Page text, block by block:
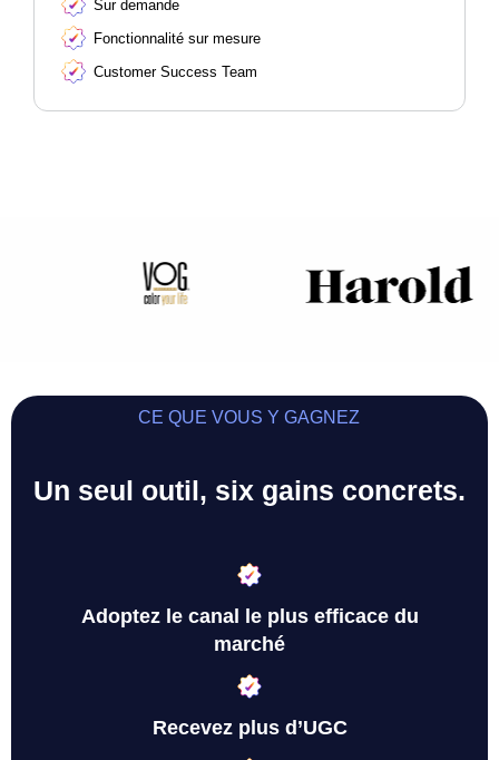
Sur demande
Fonctionnalité sur mesure
Customer Success Team
CE QUE VOUS Y GAGNEZ
Un seul outil, six gains concrets.
Adoptez le canal le plus efficace du
marché
Recevez plus d’UGC